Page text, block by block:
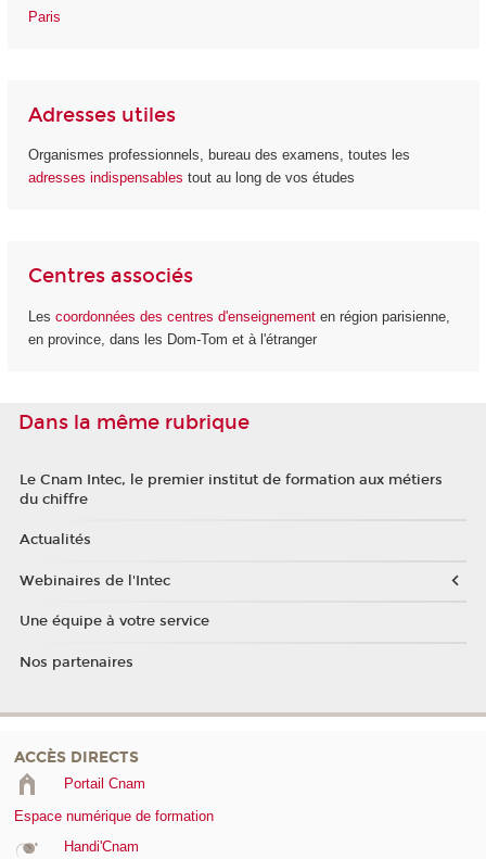
Paris
Adresses utiles
Organismes professionnels, bureau des examens, toutes les
adresses indispensables tout au long de vos études
Centres associés
Les coordonnées des centres d'enseignement en région parisienne,
en province, dans les Dom-Tom et à l'étranger
Dans la même rubrique
Le Cnam Intec, le premier institut de formation aux métiers
du chiffre
Actualités
Webinaires de l'Intec
Une équipe à votre service
Nos partenaires
ACCÈS DIRECTS
Portail Cnam
Espace numérique de formation
Handi'Cnam